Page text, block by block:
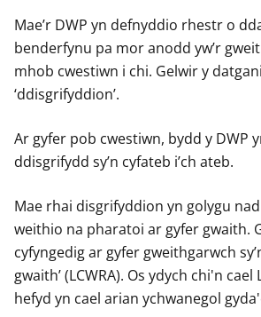
Mae’r DWP yn defnyddio rhestr o
benderfynu pa mor anodd yw’r
mhob cwestiwn i chi. Gelwir y
‘ddisgrifyddion’.
Ar gyfer pob cwestiwn, bydd y DWP
ddisgrifydd sy’n cyfateb i’ch ateb.
Mae rhai disgrifyddion yn golygu
weithio na pharatoi ar gyfer gwaith.
cyfyngedig ar gyfer gweithgarwch
gwaith’ (LCWRA). Os ydych chi'n cael
hefyd yn cael arian ychwanegol